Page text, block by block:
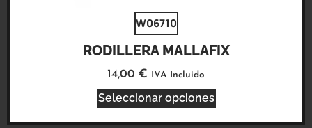
W06710
RODILLERA MALLAFIX
14,00 € IVA Incluido
Seleccionar opciones